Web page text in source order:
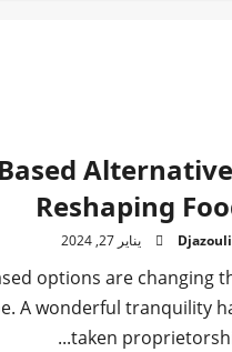
Reshaping
Djazouli يناير 27, 2024
options are changing
A wonderful tranquility
taken